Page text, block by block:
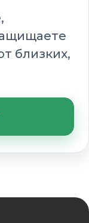
близких,